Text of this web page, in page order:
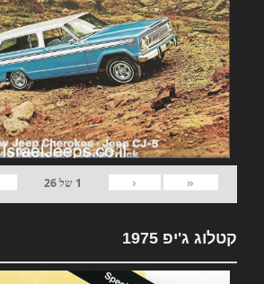
«
‹
1 של26
קטלוג ג'יפ 1975